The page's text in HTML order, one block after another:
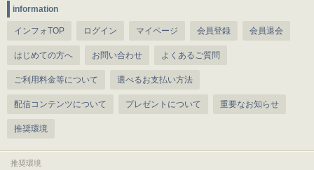
information
インフォTOP ログイン マイページ 会員登録 会員退会
はじめての方へ お問い合わせ よくあるご質問
ご利用料金等について 選べるお支払い方法
配信コンテンツについて プレゼントについて 重要なお知らせ
推奨環境
推奨環境